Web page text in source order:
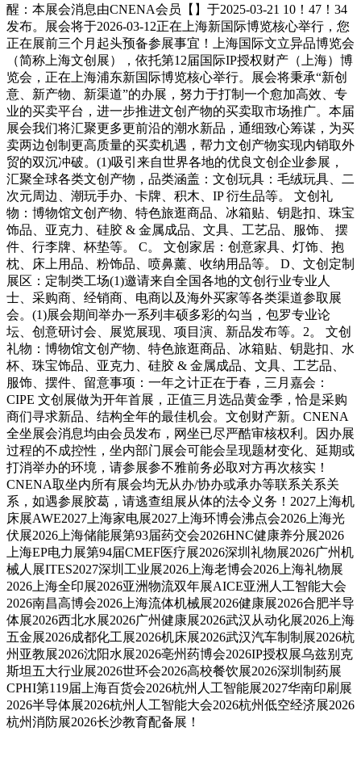
醒：本展会消息由CNENA会员【】于2025-03-21 10！47！34
发布。展会将于2026-03-12正在上海新国际博览核心举行，您
正在展前三个月起头预备参展事宜！上海国际文立异品博览会
（简称上海文创展），依托第12届国际IP授权财产（上海）博
览会，正在上海浦东新国际博览核心举行。展会将秉承“新创
意、新产物、新渠道”的办展，努力于打制一个愈加高效、专
业的买卖平台，进一步推进文创产物的买卖取市场推广。本届
展会我们将汇聚更多更前沿的潮水新品，通细致心筹谋，为买
卖两边创制更高质量的买卖机遇，帮力文创产物实现内销取外
贸的双沉冲破。(1)吸引来自世界各地的优良文创企业参展，
汇聚全球各类文创产物，品类涵盖：文创玩具：毛绒玩具、二
次元周边、潮玩手办、卡牌、积木、IP 衍生品等。 文创礼
物：博物馆文创产物、特色旅逛商品、冰箱贴、钥匙扣、珠宝
饰品、亚克力、硅胶 & 金属成品、文具、工艺品、服饰、 摆
件、行李牌、杯垫等。 C。 文创家居：创意家具、灯饰、抱
枕、床上用品、粉饰品、喷鼻薰、收纳用品等。 D、文创定制
展区：定制类工场(1)邀请来自全国各地的文创行业专业人
士、采购商、经销商、电商以及海外买家等各类渠道参取展
会。(1)展会期间举办一系列丰硕多彩的勾当，包罗专业论
坛、创意研讨会、展览展现、项目演、新品发布等。2。 文创
礼物：博物馆文创产物、特色旅逛商品、冰箱贴、钥匙扣、水
杯、珠宝饰品、亚克力、硅胶 & 金属成品、文具、工艺品、
服饰、摆件、留意事项：一年之计正在于春，三月嘉会：
CIPE 文创展做为开年首展，正值三月选品黄金季，恰是采购
商们寻求新品、结构全年的最佳机会。文创财产新。CNENA
全坐展会消息均由会员发布，网坐已尽严酷审核权利。因办展
过程的不成控性，坐内部门展会可能会呈现题材变化、延期或
打消举办的环境，请参展参不雅前务必取对方再次核实！
CNENA取坐内所有展会均无从办/协办或承办等联系关系关
系，如遇参展胶葛，请逃查组展从体的法令义务！2027上海机
床展AWE2027上海家电展2027上海环博会沸点会2026上海光
伏展2026上海储能展第93届药交会2026HNC健康养分展2026
上海EP电力展第94届CMEF医疗展2026深圳礼物展2026广州机
械人展ITES2027深圳工业展2026上海老博会2026上海礼物展
2026上海全印展2026亚洲物流双年展AICE亚洲人工智能大会
2026南昌高博会2026上海流体机械展2026健康展2026合肥半导
体展2026西北水展2026广州健康展2026武汉从动化展2026上海
五金展2026成都化工展2026机床展2026武汉汽车制制展2026杭
州亚教展2026沈阳水展2026亳州药博会2026IP授权展乌兹别克
斯坦五大行业展2026世环会2026高校餐饮展2026深圳制药展
CPHI第119届上海百货会2026杭州人工智能展2027华南印刷展
2026半导体展2026杭州人工智能大会2026杭州低空经济展2026
杭州消防展2026长沙教育配备展！